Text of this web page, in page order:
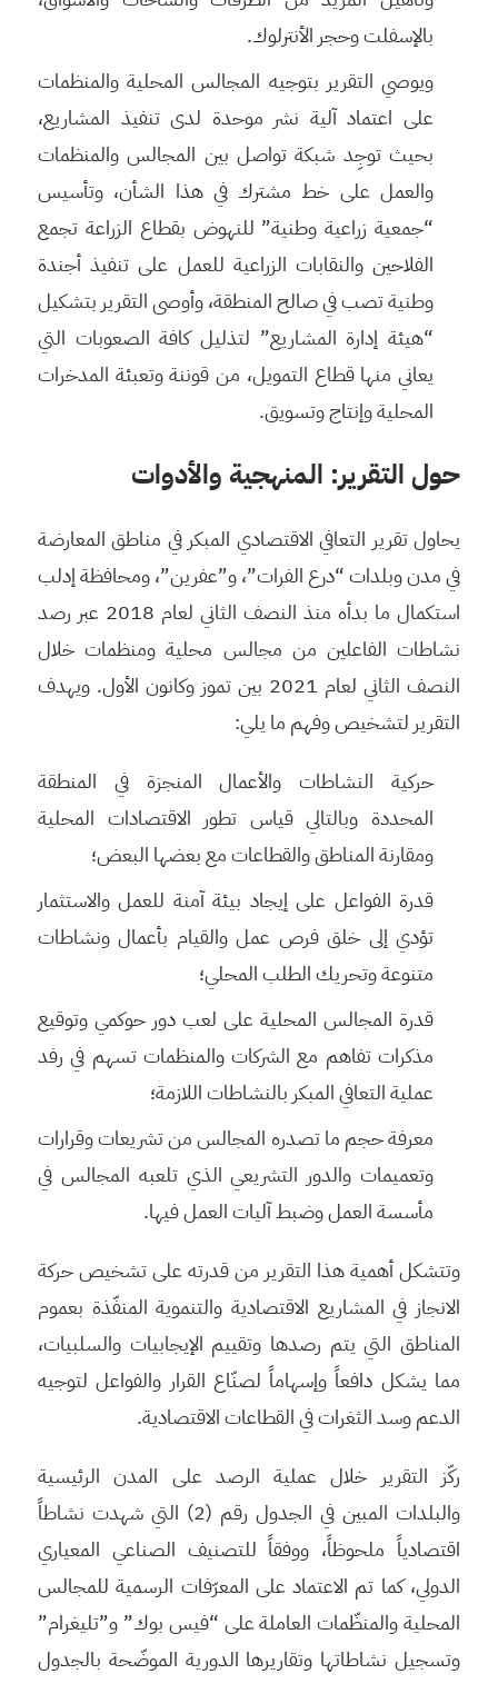
بالإسفلت وحجر الأنترلوك.
ويوصي التقرير بتوجيه المجالس المحلية والمنظمات
على اعتماد آلية نشر موحدة لدى تنفيذ المشاريع،
بحيث توجِد شبكة تواصل بين المجالس والمنظمات
والعمل على خط مشترك في هذا الشأن، وتأسيس
“جمعية زراعية وطنية” للنهوض بقطاع الزراعة تجمع
الفلاحين والنقابات الزراعية للعمل على تنفيذ أجندة
وطنية تصب في صالح المنطقة، وأوصى التقرير بتشكيل
“هيئة إدارة المشاريع” لتذليل كافة الصعوبات التي
يعاني منها قطاع التمويل، من قوننة وتعبئة المدخرات
المحلية وإنتاج وتسويق.
حول التقرير: المنهجية والأدوات
يحاول تقرير التعافي الاقتصادي المبكر في مناطق المعارضة
في مدن وبلدات “درع الفرات”، و”عفرين”، ومحافظة إدلب
استكمال ما بدأه منذ النصف الثاني لعام 2018 عبر رصد
نشاطات الفاعلين من مجالس محلية ومنظمات خلال
النصف الثاني لعام 2021 بين تموز وكانون الأول. ويهدف
التقرير لتشخيص وفهم ما يلي:
حركية النشاطات والأعمال المنجزة في المنطقة
المحددة وبالتالي قياس تطور الاقتصادات المحلية
ومقارنة المناطق والقطاعات مع بعضها البعض؛
قدرة الفواعل على إيجاد بيئة آمنة للعمل والاستثمار
تؤدي إلى خلق فرص عمل والقيام بأعمال ونشاطات
متنوعة وتحريك الطلب المحلي؛
قدرة المجالس المحلية على لعب دور حوكمي وتوقيع
مذكرات تفاهم مع الشركات والمنظمات تسهم في رفد
عملية التعافي المبكر بالنشاطات اللازمة؛
معرفة حجم ما تصدره المجالس من تشريعات وقرارات
وتعميمات والدور التشريعي الذي تلعبه المجالس في
مأسسة العمل وضبط آليات العمل فيها.
وتتشكل أهمية هذا التقرير من قدرته على تشخيص حركة
الانجاز في المشاريع الاقتصادية والتنموية المنفّذة بعموم
المناطق التي يتم رصدها وتقييم الإيجابيات والسلبيات،
مما يشكل دافعاً وإسهاماً لصنّاع القرار والفواعل لتوجيه
الدعم وسد الثغرات في القطاعات الاقتصادية.
ركّز التقرير خلال عملية الرصد على المدن الرئيسية
والبلدات المبين في الجدول رقم (2) التي شهدت نشاطاً
اقتصادياً ملحوظاً، ووفقاً للتصنيف الصناعي المعياري
الدولي، كما تم الاعتماد على المعرّفات الرسمية للمجالس
المحلية والمنظّمات العاملة على “فيس بوك” و”تليغرام”
وتسجيل نشاطاتها وتقاريرها الدورية الموضّحة بالجدول